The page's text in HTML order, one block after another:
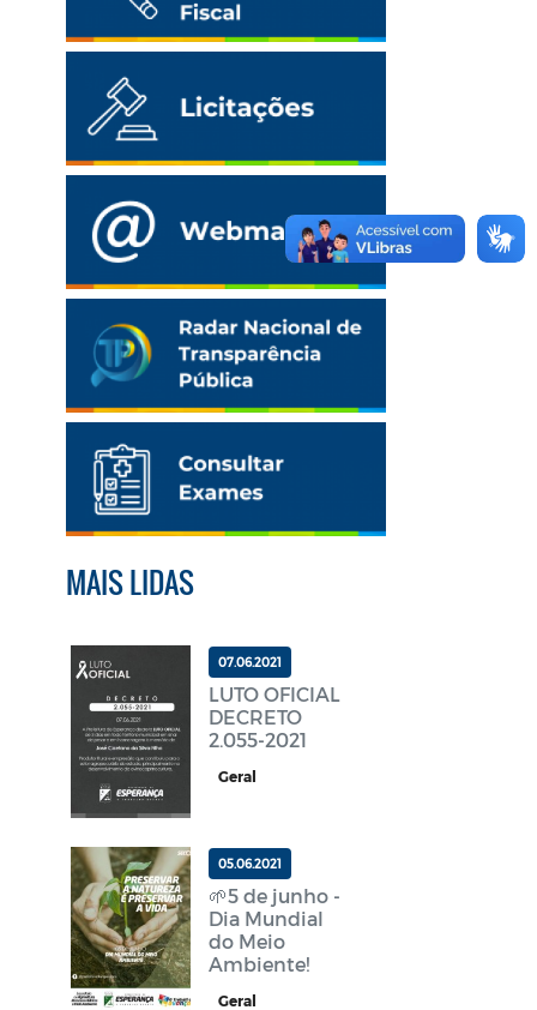
MAIS LIDAS
07.06.2021
LUTO OFICIAL
DECRETO
2.055-2021
Geral
05.06.2021
🌱5 de junho -
Dia Mundial
do Meio
Ambiente!
Geral